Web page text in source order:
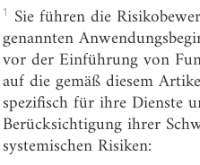
1 Sie führen die
genannten
vor der Einführung von
auf die gemäß diesem
spezifisch für ihre Dienste
Berücksichtigung ihrer
systemischen Risiken: